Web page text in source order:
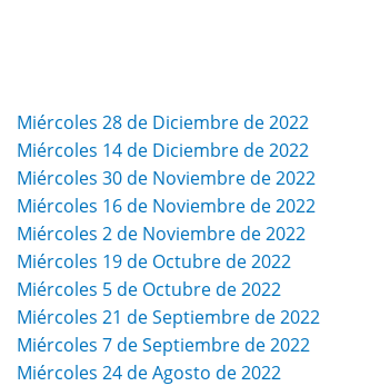
Miércoles 28 de Diciembre de 2022
Miércoles 14 de Diciembre de 2022
Miércoles 30 de Noviembre de 2022
Miércoles 16 de Noviembre de 2022
Miércoles 2 de Noviembre de 2022
Miércoles 19 de Octubre de 2022
Miércoles 5 de Octubre de 2022
Miércoles 21 de Septiembre de 2022
Miércoles 7 de Septiembre de 2022
Miércoles 24 de Agosto de 2022